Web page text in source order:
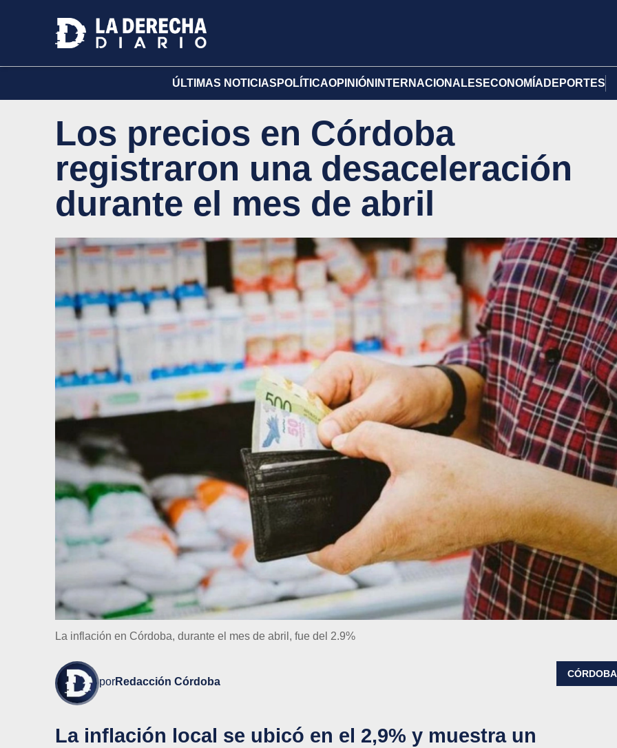
ÚLTIMAS NOTICIAS POLÍTICAOPINIÓN INTERNACIONALES ECONOMÍA DEPORTES
Los precios en Córdoba
registraron una desaceleración
durante el mes de abril
La inflación en Córdoba, durante el mes de abril, fue del 2.9%
porRedacción Córdoba
CÓRDOBA
La inflación local se ubicó en el 2,9% y muestra un